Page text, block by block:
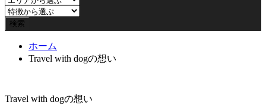
ホーム
Travel with dogの想い
Travel with dogの想い